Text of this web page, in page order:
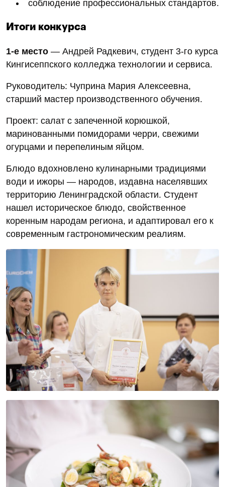
соблюдение профессиональных стандартов.
Итоги конкурса
1‑е место — Андрей Радкевич, студент 3‑го курса
Кингисеппского колледжа технологии и сервиса.
Руководитель: Чуприна Мария Алексеевна,
старший мастер производственного обучения.
Проект: салат с запеченной корюшкой,
маринованными помидорами черри, свежими
огурцами и перепелиным яйцом.
Блюдо вдохновлено кулинарными традициями
води и ижоры — народов, издавна населявших
территорию Ленинградской области. Студент
нашел историческое блюдо, свойственное
коренным народам региона, и адаптировал его к
современным гастрономическим реалиям.